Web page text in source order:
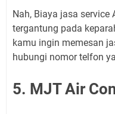
Nah, Biaya jasa service
tergantung pada
kamu ingin memesan
hubungi nomor telfon
5. MJT Air